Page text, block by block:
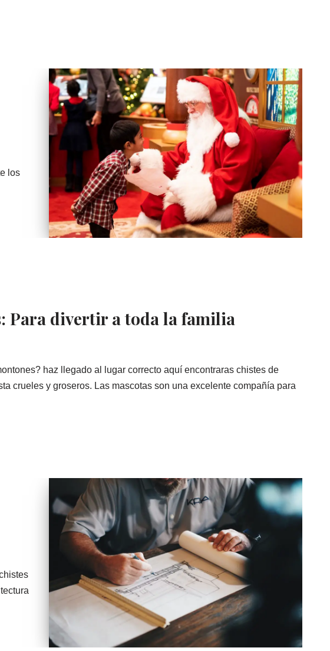
los
Para divertir a toda la familia
haz llegado al lugar correcto aquí encontraras chistes de
crueles y groseros. Las mascotas son una excelente compañía para